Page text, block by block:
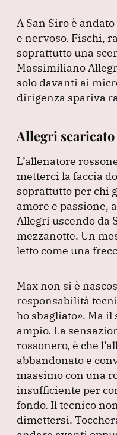
A San Siro è
e nervoso. Fischi,
soprattutto una
Massimiliano
solo davanti ai
dirigenza spariva
Allegri scaricato
L’allenatore
metterci la faccia
soprattutto per chi
amore e passione,
Allegri uscendo da
mezzanotte. Un
letto come una
Max non si è
responsabilità
ho sbagliato». Ma il
ampio. La
rossonero, è che
abbandonato e
massimo con una
insufficiente per
fondo. Il tecnico
dimettersi.